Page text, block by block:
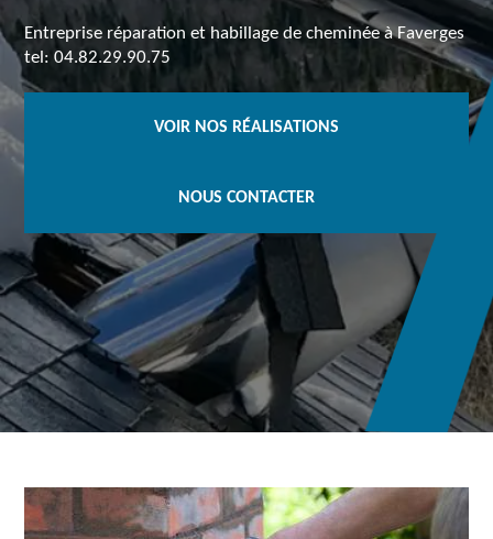
Entreprise réparation et habillage de cheminée à Faverges
tel: 04.82.29.90.75
VOIR NOS RÉALISATIONS
NOUS CONTACTER